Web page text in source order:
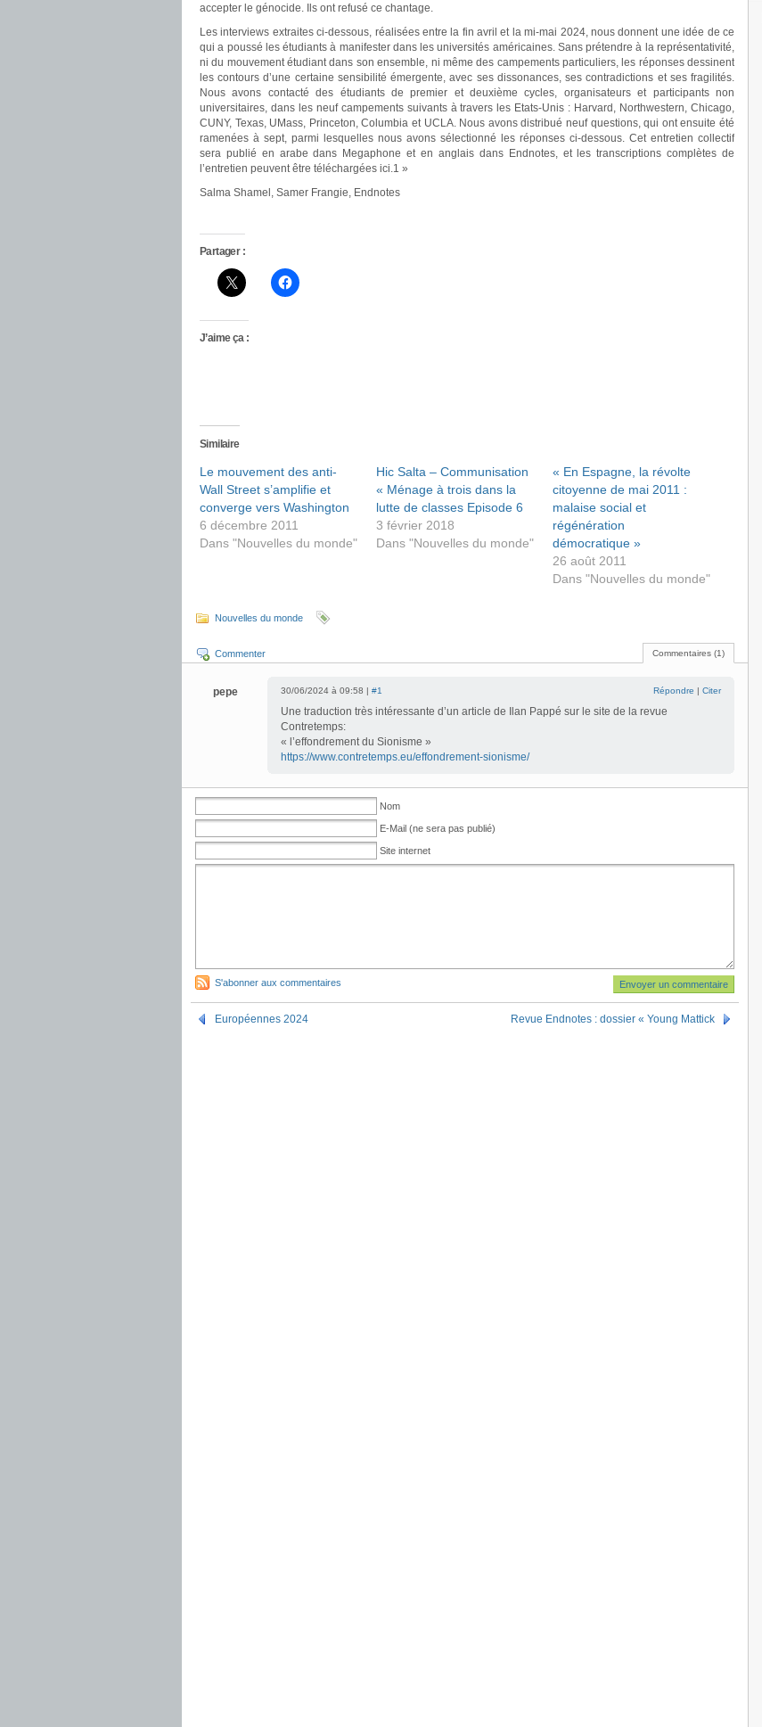
accepter le génocide. Ils ont refusé ce chantage.
Les interviews extraites ci-dessous, réalisées entre la fin avril et la mi-mai 2024, nous donnent une idée de ce
qui a poussé les étudiants à manifester dans les universités américaines. Sans prétendre à la représentativité,
ni du mouvement étudiant dans son ensemble, ni même des campements particuliers, les réponses dessinent
les contours d’une certaine sensibilité émergente, avec ses dissonances, ses contradictions et ses fragilités.
Nous avons contacté des étudiants de premier et deuxième cycles, organisateurs et participants non
universitaires, dans les neuf campements suivants à travers les Etats-Unis : Harvard, Northwestern, Chicago,
CUNY, Texas, UMass, Princeton, Columbia et UCLA. Nous avons distribué neuf questions, qui ont ensuite été
ramenées à sept, parmi lesquelles nous avons sélectionné les réponses ci-dessous. Cet entretien collectif
sera publié en arabe dans Megaphone et en anglais dans Endnotes, et les transcriptions complètes de
l’entretien peuvent être téléchargées ici.1 »
Salma Shamel, Samer Frangie, Endnotes
Partager :
J’aime ça :
Similaire
Le mouvement des anti-
Wall Street s’amplifie et
converge vers Washington
6 décembre 2011
Dans "Nouvelles du monde"
Hic Salta – Communisation
« Ménage à trois dans la
lutte de classes Episode 6
3 février 2018
Dans "Nouvelles du monde"
« En Espagne, la révolte
citoyenne de mai 2011 :
malaise social et
régénération
démocratique »
26 août 2011
Dans "Nouvelles du monde"
Nouvelles du monde
Commentaires (1)
Commenter
pepe 30/06/2024 à 09:58 | #1 Répondre | Citer
Une traduction très intéressante d’un article de Ilan Pappé sur le site de la revue
Contretemps:
« l’effondrement du Sionisme »
https://www.contretemps.eu/effondrement-sionisme/
Nom
E-Mail (ne sera pas publié)
Site internet
S'abonner aux commentaires
Européennes 2024 Revue Endnotes : dossier « Young Mattick